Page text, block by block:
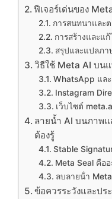
ฟีเจอร์เด่นของ
การสนทนาและ
การสร้างและแ
สรุปและแปลภา
วิธีใช้ Meta AI บน
WhatsApp แล
Instagram
เว็บไซต์
ลายน้ำ AI บนภาพแ
ต้องรู้
Stable
Meta Seal คืออ
ลบลายน้ํา
ข้อควรระวังและปร